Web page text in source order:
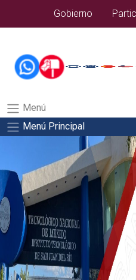
alumnos/seguro-a-estudiantesSalida
Gobierno
Menú
Menú Principal